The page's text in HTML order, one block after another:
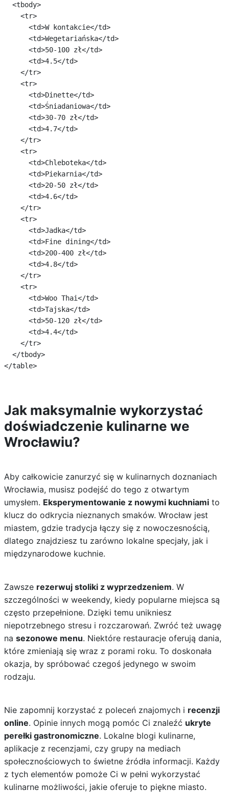
  <tbody>
    <tr>
      <td>W kontakcie</td>
      <td>Wegetariańska</td>
      <td>50-100 zł</td>
      <td>4.5</td>
    </tr>
    <tr>
      <td>Dinette</td>
      <td>Śniadaniowa</td>
      <td>30-70 zł</td>
      <td>4.7</td>
    </tr>
    <tr>
      <td>Chleboteka</td>
      <td>Piekarnia</td>
      <td>20-50 zł</td>
      <td>4.6</td>
    </tr>
    <tr>
      <td>Jadka</td>
      <td>Fine dining</td>
      <td>200-400 zł</td>
      <td>4.8</td>
    </tr>
    <tr>
      <td>Woo Thai</td>
      <td>Tajska</td>
      <td>50-120 zł</td>
      <td>4.4</td>
    </tr>
  </tbody>
</table>
Jak maksymalnie wykorzystać
doświadczenie kulinarne we
Wrocławiu?
Aby całkowicie zanurzyć się w kulinarnych doznaniach
Wrocławia, musisz podejść do tego z otwartym
umysłem. Eksperymentowanie z nowymi kuchniamito
klucz do odkrycia nieznanych smaków. Wrocław jest
miastem, gdzie tradycja łączy się z nowoczesnością,
dlatego znajdziesz tu zarówno lokalne specjały, jak i
międzynarodowe kuchnie.
Zawsze rezerwuj stoliki z wyprzedzeniem. W
szczególności w weekendy, kiedy popularne miejsca są
często przepełnione. Dzięki temu unikniesz
niepotrzebnego stresu i rozczarowań. Zwróć też uwagę
na sezonowe menu. Niektóre restauracje oferują dania,
które zmieniają się wraz z porami roku. To doskonała
okazja, by spróbować czegoś jedynego w swoim
rodzaju.
Nie zapomnij korzystać z poleceń znajomych i recenzji
online. Opinie innych mogą pomóc Ci znaleźć ukryte
perełki gastronomiczne. Lokalne blogi kulinarne,
aplikacje z recenzjami, czy grupy na mediach
społecznościowych to świetne źródła informacji. Każdy
z tych elementów pomoże Ci w pełni wykorzystać
kulinarne możliwości, jakie oferuje to piękne miasto.